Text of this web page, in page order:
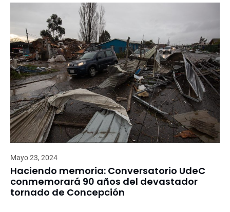
Mayo 23, 2024
Haciendo memoria: Conversatorio UdeC
conmemorará 90 años del devastador
tornado de Concepción